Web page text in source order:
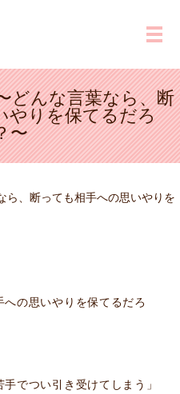
どんな言葉なら、断
やりを保てるだろ
〜
ら、断っても相手への思いやりを
の思いやりを保てるだろ
でつい引き受けてしまう」